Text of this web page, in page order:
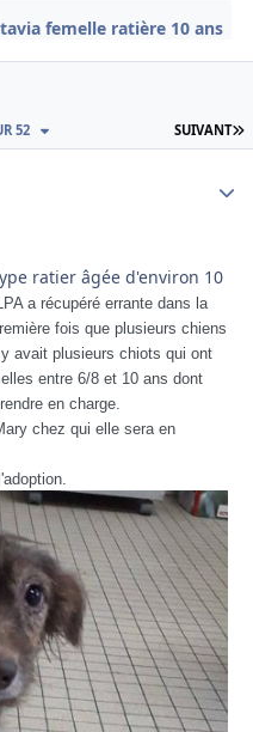
femelle ratière 10 ans
SUIVANT
52
ratier âgée d'environ 10
a récupéré errante dans la
fois que plusieurs chiens
avait plusieurs chiots qui ont
entre 6/8 et 10 ans dont
en charge.
chez qui elle sera en